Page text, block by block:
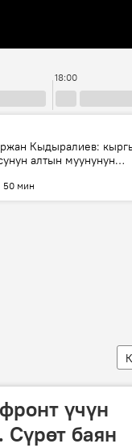
18:00
Кыдыралиев:
алтын муунунун
50 мин
үчүн
Сүрөт баян